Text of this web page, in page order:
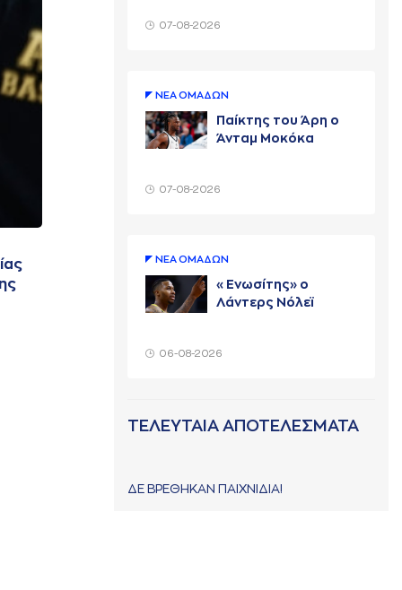
07-08-2026
ΝΕA ΟΜAΔΩΝ
Παίκτης του Άρη ο
Άνταμ Μοκόκα
07-08-2026
ΝΕA ΟΜAΔΩΝ
«Ενωσίτης» ο
Λάντερς Νόλεϊ
06-08-2026
ΤΕΛΕΥΤΑΙΑ ΑΠΟΤΕΛΕΣΜΑΤΑ
ΔΕ ΒΡΕΘΗΚΑΝ ΠΑΙΧΝΙΔΙΑ!